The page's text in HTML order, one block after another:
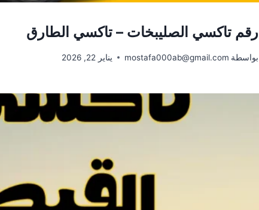
رقم تاكسي الصليبخات – تاكسي الطارق
بواسطة mostafa000ab@gmail.com يناير 22, 2026